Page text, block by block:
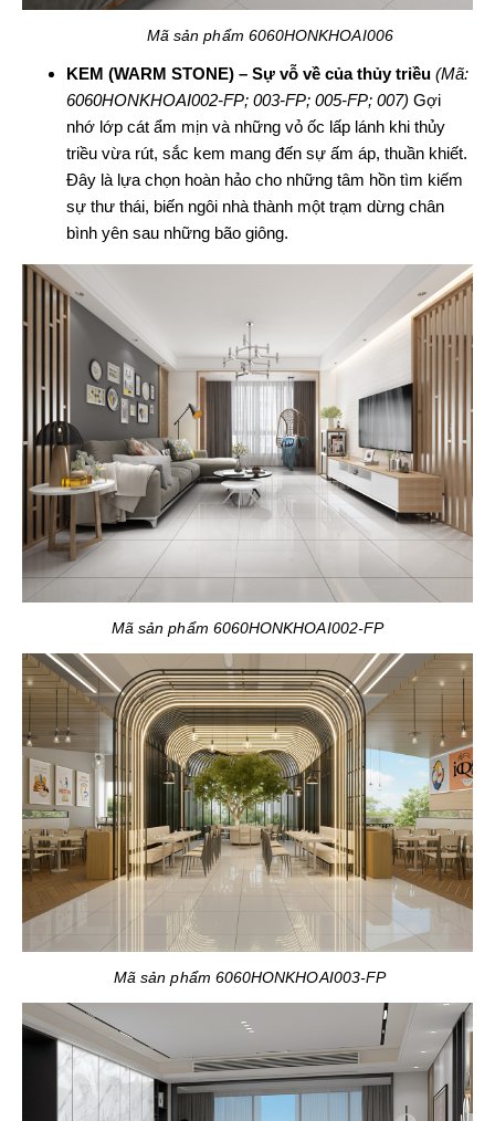
Mã sản phẩm 6060HONKHOAI006
KEM (WARM STONE) – Sự vỗ về của thủy triều (Mã:
6060HONKHOAI002-FP; 003-FP; 005-FP; 007) Gợi
nhớ lớp cát ẩm mịn và những vỏ ốc lấp lánh khi thủy
triều vừa rút, sắc kem mang đến sự ấm áp, thuần khiết.
Đây là lựa chọn hoàn hảo cho những tâm hồn tìm kiếm
sự thư thái, biến ngôi nhà thành một trạm dừng chân
bình yên sau những bão giông.
Mã sản phẩm 6060HONKHOAI002-FP
Mã sản phẩm 6060HONKHOAI003-FP